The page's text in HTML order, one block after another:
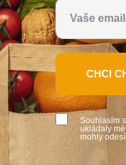
CHCI
Souhlasím
ukládaly
mohly